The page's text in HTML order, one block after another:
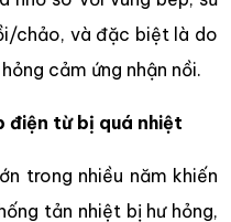
chảo, và đặc biệt là do
cảm ứng nhận nồi.
điện từ bị quá nhiệt
trong nhiều năm khiến
tản nhiệt bị hư hỏng,